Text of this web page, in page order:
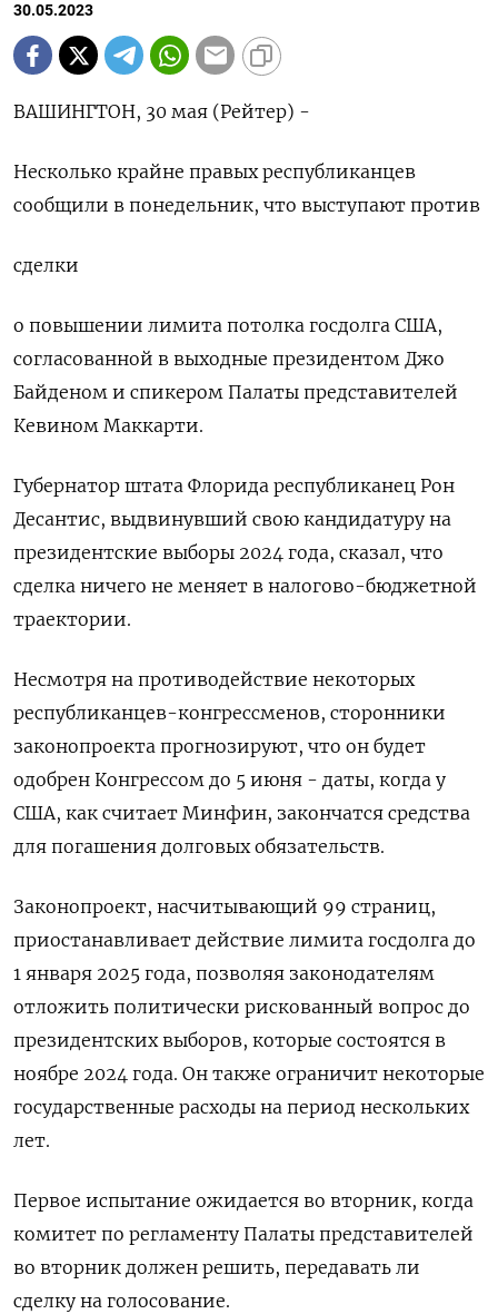
30.05.2023
ВАШИНГТОН, 30 мая (Рейтер) -
Несколько крайне правых республиканцев
сообщили в понедельник, что выступают против
сделки
о повышении лимита потолка госдолга США,
согласованной в выходные президентом Джо
Байденом и спикером Палаты представителей
Кевином Маккарти.
Губернатор штата Флорида республиканец Рон
Десантис, выдвинувший свою кандидатуру на
президентские выборы 2024 года, сказал, что
сделка ничего не меняет в налогово-бюджетной
траектории.
Несмотря на противодействие некоторых
республиканцев-конгрессменов, сторонники
законопроекта прогнозируют, что он будет
одобрен Конгрессом до 5 июня - даты, когда у
США, как считает Минфин, закончатся средства
для погашения долговых обязательств.
Законопроект, насчитывающий 99 страниц,
приостанавливает действие лимита госдолга до
1 января 2025 года, позволяя законодателям
отложить политически рискованный вопрос до
президентских выборов, которые состоятся в
ноябре 2024 года. Он также ограничит некоторые
государственные расходы на период нескольких
лет.
Первое испытание ожидается во вторник, когда
комитет по регламенту Палаты представителей
во вторник должен решить, передавать ли
сделку на голосование.